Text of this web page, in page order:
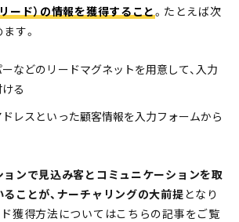
ード）の情報を獲得すること。たとえば次
す。
などのリードマグネットを用意して、入力
る
レスといった顧客情報を入力フォームから
ョンで見込み客とコミュニケーションを取
ことが、ナーチャリングの大前提となり
獲得方法についてはこちらの記事をご覧